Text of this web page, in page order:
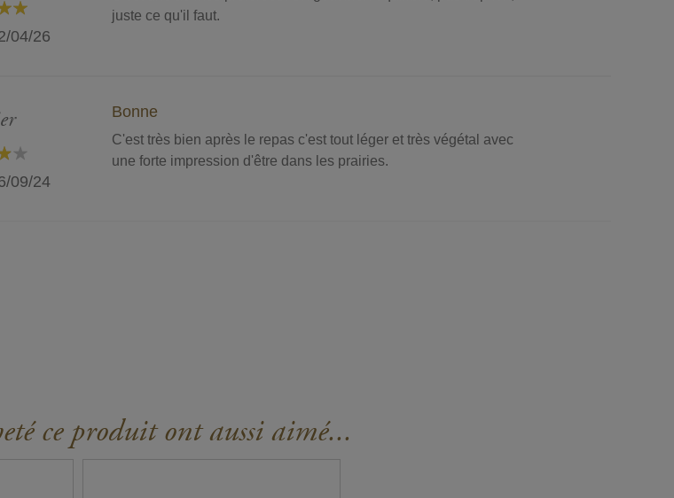
04/26
juste ce qu'il faut.
09/24
Bonne
C'est très bien après le repas c'est tout léger et très végétal avec
une forte impression d'être dans les prairies.
ce produit ont aussi aimé...